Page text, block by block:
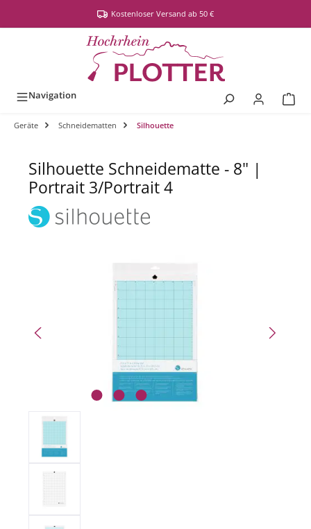
Kostenloser Versand ab 50 €
Navigation
Geräte Schneidematten Silhouette
Silhouette Schneidematte - 8" |
Portrait 3/Portrait 4